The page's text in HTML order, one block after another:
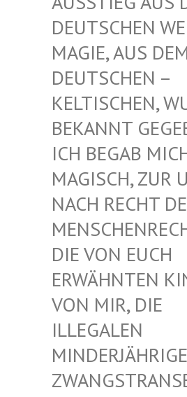
DEUTSCHEN
AGIE, AUS DEM
EUTSCHEN – K
ELTISCHEN,
EKANNT
CH BEGAB MICH
AGISCH, ZUR
ACH RECHT DER
IE VON EUCH E
RWÄHNTEN
ON MIR, DIE I
LLEGALEN M